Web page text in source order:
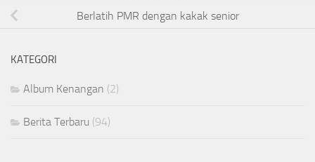
Berlatih PMR dengan kakak senior
KATEGORI
Album Kenangan (2)
Berita Terbaru (94)